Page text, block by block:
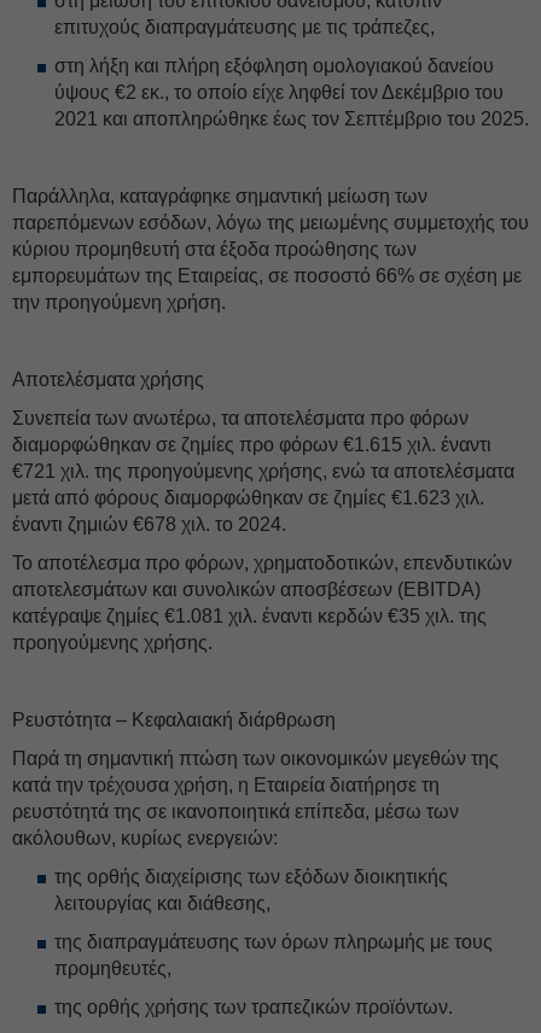
επιτυχούς διαπραγμάτευσης με τις τράπεζες,
στη λήξη και πλήρη εξόφληση ομολογιακού δανείου
ύψους €2 εκ., το οποίο είχε ληφθεί τον Δεκέμβριο του
2021 και αποπληρώθηκε έως τον Σεπτέμβριο του 2025.
Παράλληλα, καταγράφηκε σημαντική μείωση των
παρεπόμενων εσόδων, λόγω της μειωμένης συμμετοχής του
κύριου προμηθευτή στα έξοδα προώθησης των
εμπορευμάτων της Εταιρείας, σε ποσοστό 66% σε σχέση με
την προηγούμενη χρήση.
Αποτελέσματα χρήσης
Συνεπεία των ανωτέρω, τα αποτελέσματα προ φόρων
διαμορφώθηκαν σε ζημίες προ φόρων €1.615 χιλ. έναντι
€721 χιλ. της προηγούμενης χρήσης, ενώ τα αποτελέσματα
μετά από φόρους διαμορφώθηκαν σε ζημίες €1.623 χιλ.
έναντι ζημιών €678 χιλ. το 2024.
Το αποτέλεσμα προ φόρων, χρηματοδοτικών, επενδυτικών
αποτελεσμάτων και συνολικών αποσβέσεων (EBITDA)
κατέγραψε ζημίες €1.081 χιλ. έναντι κερδών €35 χιλ. της
προηγούμενης χρήσης.
Ρευστότητα – Κεφαλαιακή διάρθρωση
Παρά τη σημαντική πτώση των οικονομικών μεγεθών της
κατά την τρέχουσα χρήση, η Εταιρεία διατήρησε τη
ρευστότητά της σε ικανοποιητικά επίπεδα, μέσω των
ακόλουθων, κυρίως ενεργειών:
της ορθής διαχείρισης των εξόδων διοικητικής
λειτουργίας και διάθεσης,
της διαπραγμάτευσης των όρων πληρωμής με τους
προμηθευτές,
της ορθής χρήσης των τραπεζικών προϊόντων.